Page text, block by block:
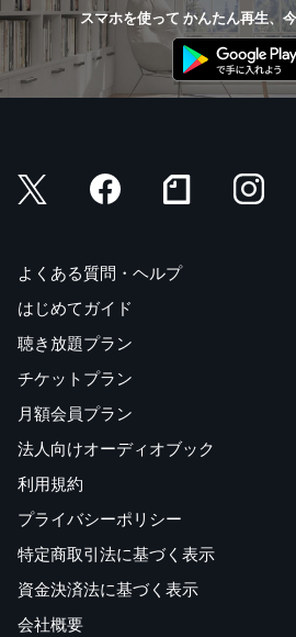
スマホを使って かんたん再生、
よくある質問・ヘルプ
はじめてガイド
聴き放題プラン
チケットプラン
月額会員プラン
法人向けオーディオブック
利用規約
プライバシーポリシー
特定商取引法に基づく表示
資金決済法に基づく表示
会社概要